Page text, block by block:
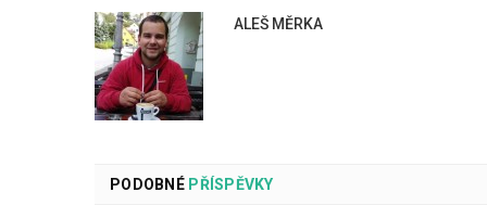
ALEŠ MĚRKA
PODOBNÉPŘÍSPĚVKY